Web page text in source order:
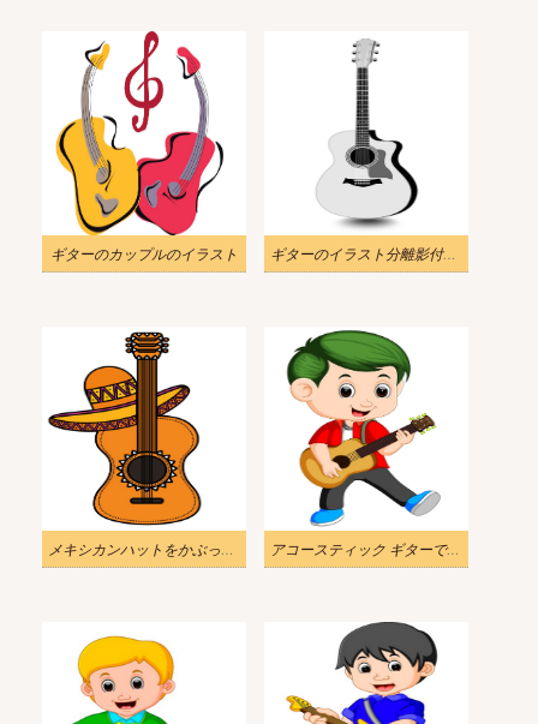
ギターのカップルのイラスト ギターのイラスト分離影付きモノクロ描画
メキシカンハットをかぶったギターのイラスト アコースティック ギターで遊んで幸せな少年のイラスト